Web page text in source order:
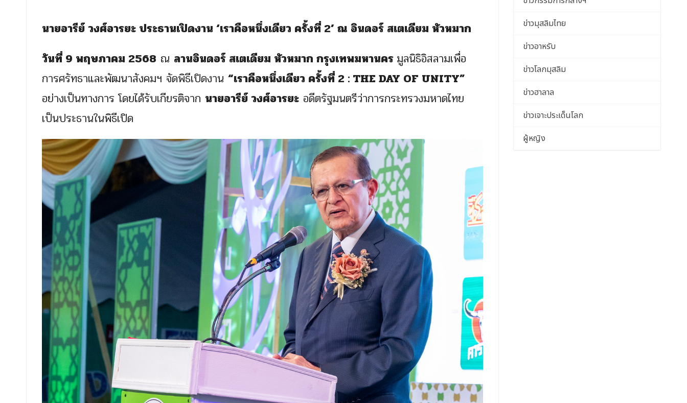
นายอารีย์ วงศ์อารยะ ประธานเปิดงาน ‘เราคือหนึ่งเดียว ครั้งที่ 2’ ณ อินดอร์ สเตเดียม หัวหมาก
วันที่ 9 พฤษภาคม 2568 ณ ลานอินดอร์ สเตเดียม หัวหมาก กรุงเทพมหานคร มูลนิธิอิสลามเพื่อ
การศรัทธาและพัฒนาสังคมฯ จัดพิธีเปิดงาน “เราคือหนึ่งเดียว ครั้งที่ 2 : THE DAY OF UNITY”
อย่างเป็นทางการ โดยได้รับเกียรติจาก นายอารีย์ วงศ์อารยะ อดีตรัฐมนตรีว่าการกระทรวงมหาดไทย
เป็นประธานในพิธีเปิด
ข่าวมุสลิมไทย
ข่าวอาหรับ
ข่าวโลกมุสลิม
ข่าวฮาลาล
ข่าวเจาะประเด็นโลก
ผู้หญิง